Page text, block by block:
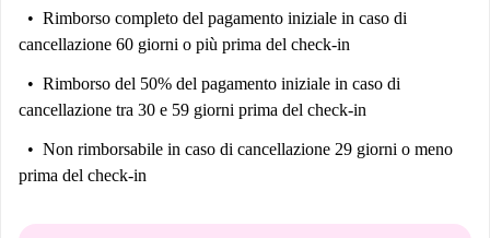
Rimborso completo del pagamento iniziale in caso di
cancellazione 60 giorni o più prima del check-in
Rimborso del 50% del pagamento iniziale in caso di
cancellazione tra 30 e 59 giorni prima del check-in
Non rimborsabile in caso di cancellazione 29 giorni o meno
prima del check-in